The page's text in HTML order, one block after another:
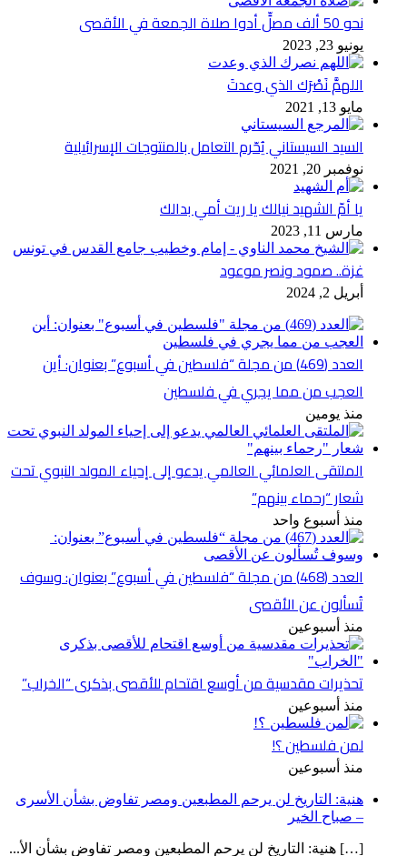
نحو 50 ألف مصلٍّ أدوا صلاة الجمعة في الأقصى
يونيو 23, 2023
اللهمَّ نَصْرَك الذي وعدتَ
مايو 13, 2021
السيد السيستاني يُحّرم التعامل بالمنتوجات الإسرائيلية
نوفمبر 20, 2021
يا أمّ الشهيد نيالك يا ريت أمي بدالك
مارس 11, 2023
غزة.. صمود ونصر موعود
أبريل 2, 2024
العدد (469) من مجلة “فلسطين في أسبوع” بعنوان: أين
العجب من مما يجري في فلسطين
منذ يومين
الملتقى العلمائي العالمي يدعو إلى إحياء المولد النبوي تحت
شعار “رحماء بينهم”
منذ أسبوع واحد
العدد (468) من مجلة “فلسطين في أسبوع” بعنوان: وسوف
تُسألون عن الأقصى
منذ أسبوعين
تحذيرات مقدسية من أوسع اقتحام للأقصى بذكرى “الخراب”
منذ أسبوعين
لمن فلسطين ؟!
منذ أسبوعين
هنية: التاريخ لن يرحم المطبعين ومصر تفاوض بشأن الأسرى
– صباح الخير
[…] هنية: التاريخ لن يرحم المطبعين ومصر تفاوض بشأن الأ...